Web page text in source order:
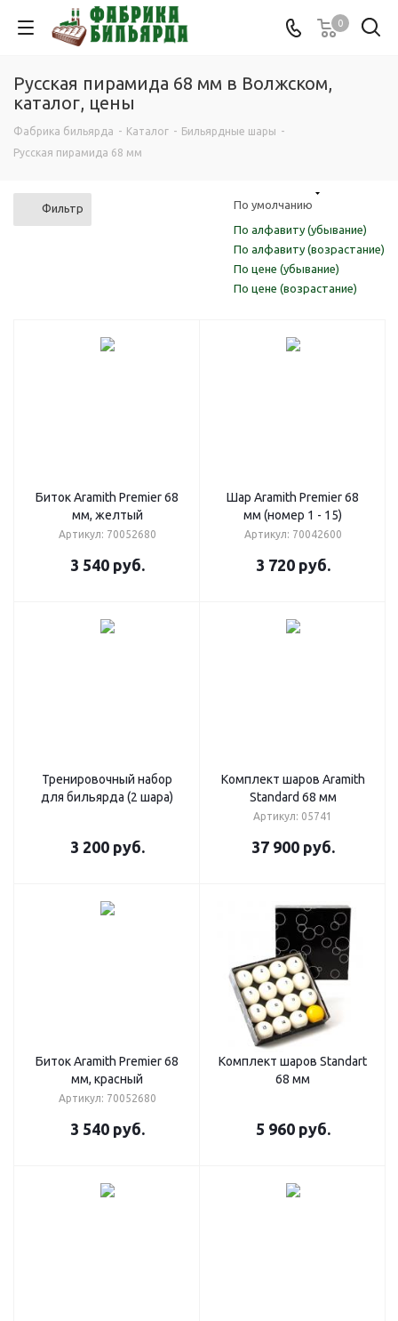
0
Русская пирамида 68 мм в Волжском,
каталог, цены
Фабрика бильярда - Каталог - Бильярдные шары -
Русская пирамида 68 мм
Фильтр
По умолчанию
По алфавиту (убывание)
По алфавиту (возрастание)
По цене (убывание)
По цене (возрастание)
Биток Aramith Premier 68
мм, желтый
Артикул: 70052680
3 540руб.
Шар Aramith Premier 68
мм (номер 1 - 15)
Артикул: 70042600
3 720руб.
Тренировочный набор
для бильярда (2 шара)
3 200руб.
Комплект шаров Aramith
Standard 68 мм
Артикул: 05741
37 900руб.
Биток Aramith Premier 68
мм, красный
Артикул: 70052680
3 540руб.
Комплект шаров Standart
68 мм
5 960руб.